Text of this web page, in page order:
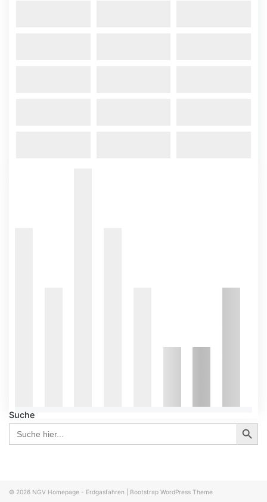
Suche
Search
for:
Search Button
© 2026 NGV Homepage - Erdgasfahren Bootstrap WordPress Theme